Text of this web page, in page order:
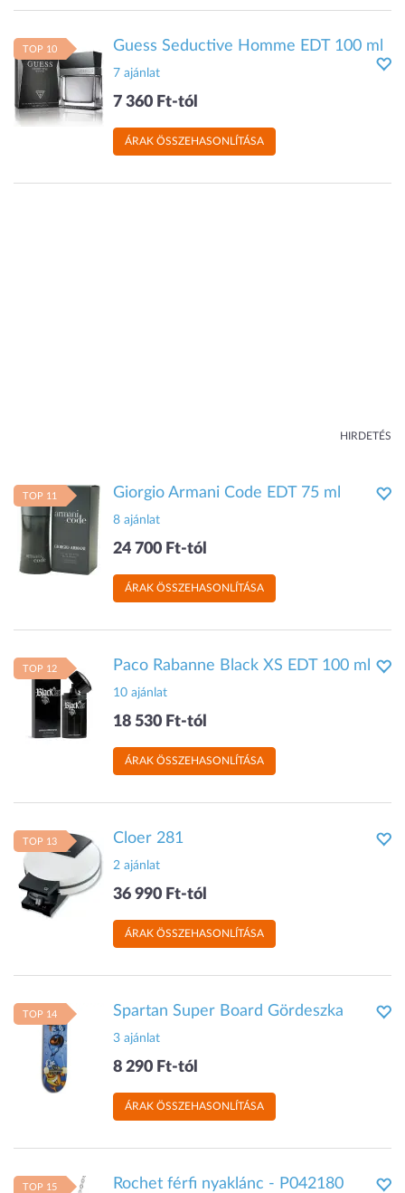
TOP 10 Guess Seductive Homme EDT 100 ml
7 ajánlat
7 360 Ft-tól
ÁRAK ÖSSZEHASONLÍTÁSA
HIRDETÉS
TOP 11 Giorgio Armani Code EDT 75 ml
8 ajánlat
24 700 Ft-tól
ÁRAK ÖSSZEHASONLÍTÁSA
TOP 12 Paco Rabanne Black XS EDT 100 ml
10 ajánlat
18 530 Ft-tól
ÁRAK ÖSSZEHASONLÍTÁSA
TOP 13 Cloer 281
2 ajánlat
36 990 Ft-tól
ÁRAK ÖSSZEHASONLÍTÁSA
TOP 14 Spartan Super Board Gördeszka
3 ajánlat
8 290 Ft-tól
ÁRAK ÖSSZEHASONLÍTÁSA
TOP 15 Rochet férfi nyaklánc - P042180